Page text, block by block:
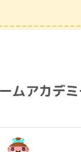
ムアカデ